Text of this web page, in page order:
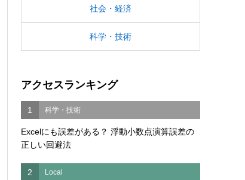
社会・経済
科学・技術
アクセスランキング
1 科学・技術
Excelにも誤差がある？ 浮動小数点演算誤差の
正しい回避法
2 Local